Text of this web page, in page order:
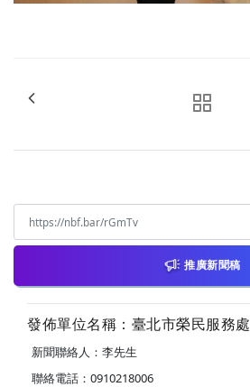
推廣新聞稿
發佈單位名稱：臺北市榮民服務處
新聞聯絡人：李先生
聯絡電話：0910218006